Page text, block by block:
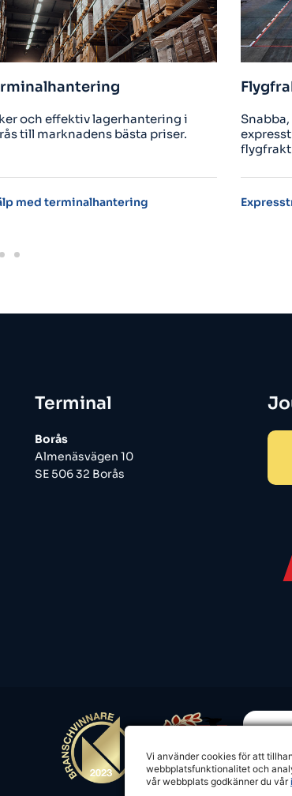
Vi använder cookies för att
webbplatsfunktionalitet och
vår webbplats godkänner du vår
Flygfrakt
Snabba, billiga och effektiva
expresstransporter för ditt gods med
Expresstransporter med flyg
Terminal
Borås
Almenäsvägen 10
SE 506 32 Borås